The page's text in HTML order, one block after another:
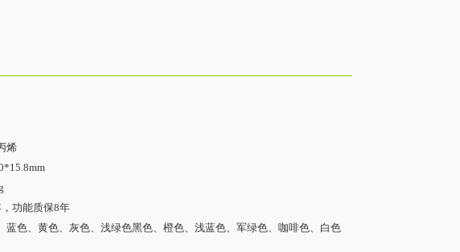
烯
功能质保8年
蓝色、黄色、灰色、浅绿色黑色、橙色、浅蓝色、军绿色、咖啡色、白色